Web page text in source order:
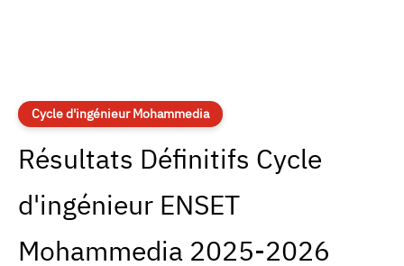
Cycle d'ingénieur Mohammedia
Résultats Définitifs Cycle
d'ingénieur ENSET
Mohammedia 2025-2026